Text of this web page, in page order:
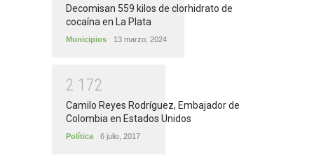
Decomisan 559 kilos de clorhidrato de
cocaína en La Plata
Municipios 13 marzo, 2024
2 1 72
Camilo Reyes Rodríguez, Embajador de
Colombia en Estados Unidos
Política 6 julio, 2017